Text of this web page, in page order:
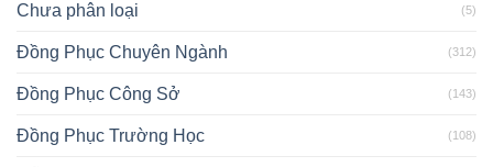
Chưa phân loại (5)
Đồng Phục Chuyên Ngành (312)
Đồng Phục Công Sở (143)
Đồng Phục Trường Học (108)